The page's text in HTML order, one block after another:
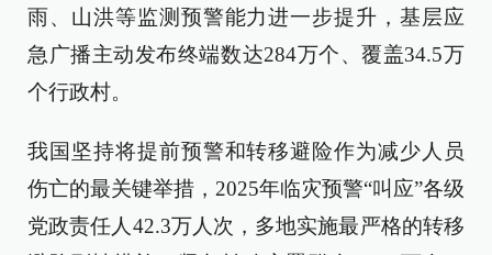
雨、山洪等监测预警能力进一步提升，基层应
急广播主动发布终端数达284万个、覆盖34.5万
个行政村。
我国坚持将提前预警和转移避险作为减少人员
伤亡的最关键举措，2025年临灾预警“叫应”各级
党政责任人42.3万人次，多地实施最严格的转移